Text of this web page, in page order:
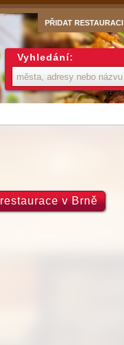
PŘIDAT RESTAURACI
v Brně
Vyhledání: